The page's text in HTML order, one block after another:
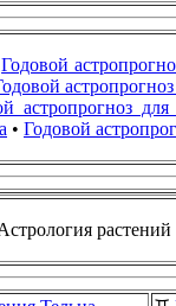
Годовой
астропрогноз
• Годовой